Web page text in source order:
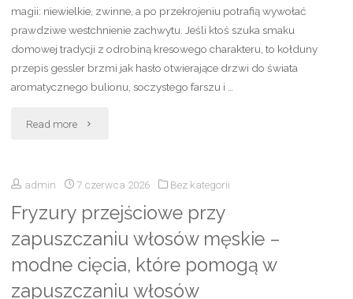
–
modne
które
dodają
stylu"
magii: niewielkie, zwinne, a po przekrojeniu potrafią wywołać
prawdziwe westchnienie zachwytu. Jeśli ktoś szuka smaku
domowej tradycji z odrobiną kresowego charakteru, to kołduny
przepis gessler brzmi jak hasło otwierające drzwi do świata
aromatycznego bulionu, soczystego farszu i …
Read more "Kołduny
Gessler
–
jak
admin 7 czerwca 2026 Bez kategorii
Fryzury przejściowe przy
zapuszczaniu włosów męskie –
modne cięcia, które pomogą w
zapuszczaniu włosów